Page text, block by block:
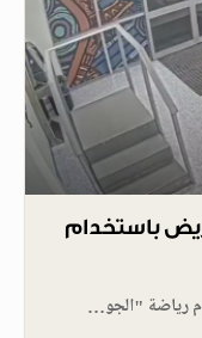
باستخدام
رياضة "الجو…